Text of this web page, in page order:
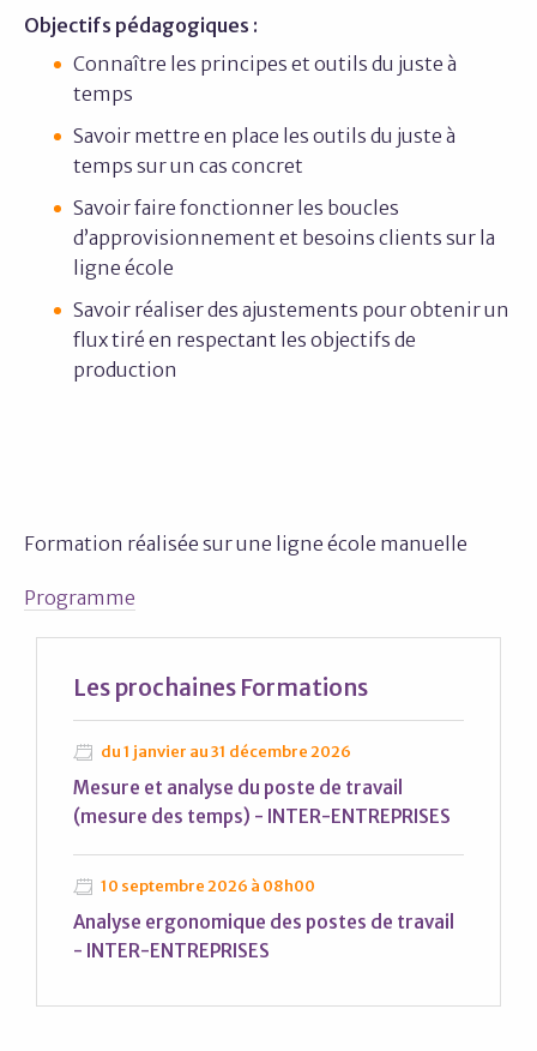
Objectifs pédagogiques :
Connaître les principes et outils du juste à
temps
Savoir mettre en place les outils du juste à
temps sur un cas concret
Savoir faire fonctionner les boucles
d’approvisionnement et besoins clients sur la
ligne école
Savoir réaliser des ajustements pour obtenir un
flux tiré en respectant les objectifs de
production
Formation réalisée sur une ligne école manuelle
Programme
Les prochaines Formations
du 1 janvier au 31 décembre 2026
Mesure et analyse du poste de travail
(mesure des temps) - INTER-ENTREPRISES
10 septembre 2026 à 08h00
Analyse ergonomique des postes de travail
- INTER-ENTREPRISES